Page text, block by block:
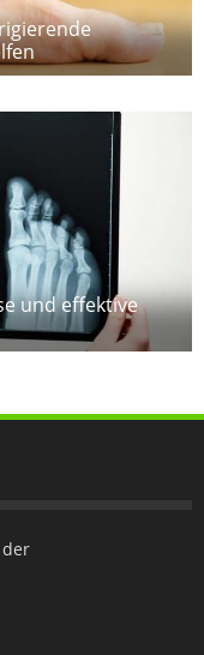
und effektive